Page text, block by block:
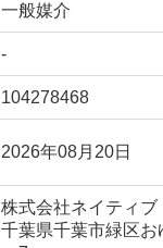
一般媒介
-
104278468
2026年08月20日
株式会社ネイティブ
千葉県千葉市緑区お